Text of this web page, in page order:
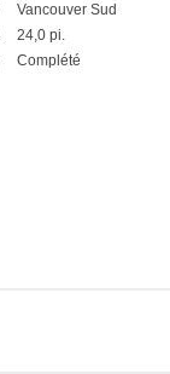
Vancouver Sud
24,0 pi.
Complété